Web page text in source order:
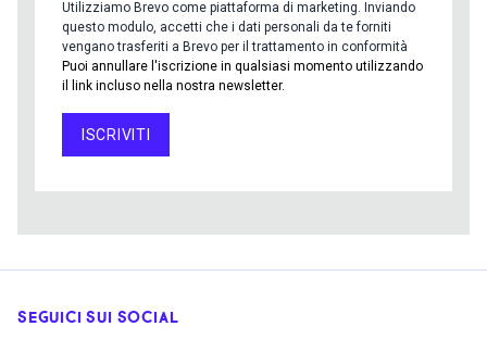
Utilizziamo Brevo come piattaforma di marketing. Inviando
questo modulo, accetti che i dati personali da te forniti
vengano trasferiti a Brevo per il trattamento in conformità
Puoi annullare l'iscrizione in qualsiasi momento utilizzando
il link incluso nella nostra newsletter.
ISCRIVITI
SEGUICI SUI SOCIAL